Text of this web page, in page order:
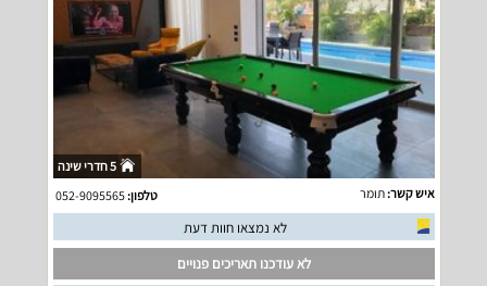
5 חדרי שינה
איש קשר:תומר טלפון:052-9095565
לא נמצאו חוות דעת
לא עודכנו תאריכים פנויים